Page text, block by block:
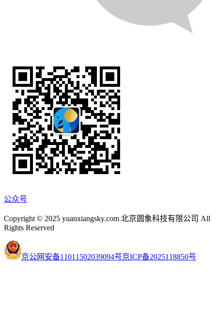
公众号
Copyright © 2025 yuanxiangsky.com 北京圆象科技有限公司 All
Rights Reserved
京公网安备11011502039094号京ICP备2025118850号